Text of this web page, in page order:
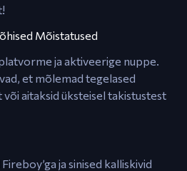
Mõistatused
ja aktiveerige nuppe.
et mõlemad tegelased
aitaksid üksteisel takistustest
ja sinised kalliskivid